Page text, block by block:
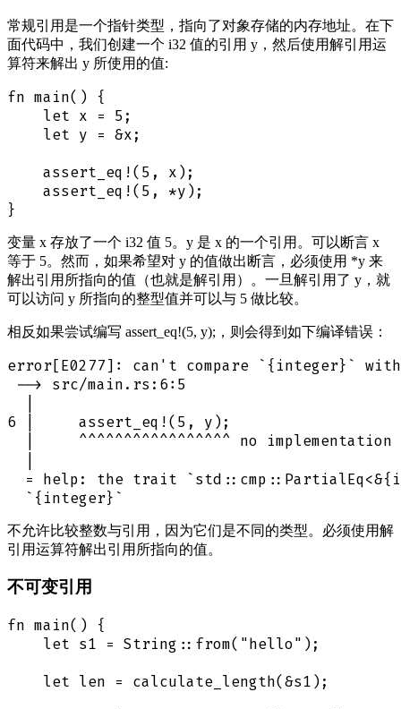
常规引用是一个指针类型，指向了对象存储的内存地址。在下
面代码中，我们创建一个 i32 值的引用 y，然后使用解引用运
算符来解出 y 所使用的值:
fn main() {
    let x = 5;
    let y = &x;
    assert_eq!(5, x);
    assert_eq!(5, *y);
变量 x 存放了一个 i32 值 5。y 是 x 的一个引用。可以断言 x
等于 5。然而，如果希望对 y 的值做出断言，必须使用 *y 来
解出引用所指向的值（也就是解引用）。一旦解引用了 y，就
可以访问 y 所指向的整型值并可以与 5 做比较。
相反如果尝试编写 assert_eq!(5, y);，则会得到如下编译错误：
error[E0277]: can't compare `{integer}`
--> src/main.rs:6:5
6 |     assert_eq!(5, y);
|     ^^^^^^^^^^^^^^^^^ no implementation
= help: the trait
不允许比较整数与引用，因为它们是不同的类型。必须使用解
引用运算符解出引用所指向的值。
不可变引用
fn main() {
    let s1 = String::from("hello");
    let len = calculate_length(&s1);